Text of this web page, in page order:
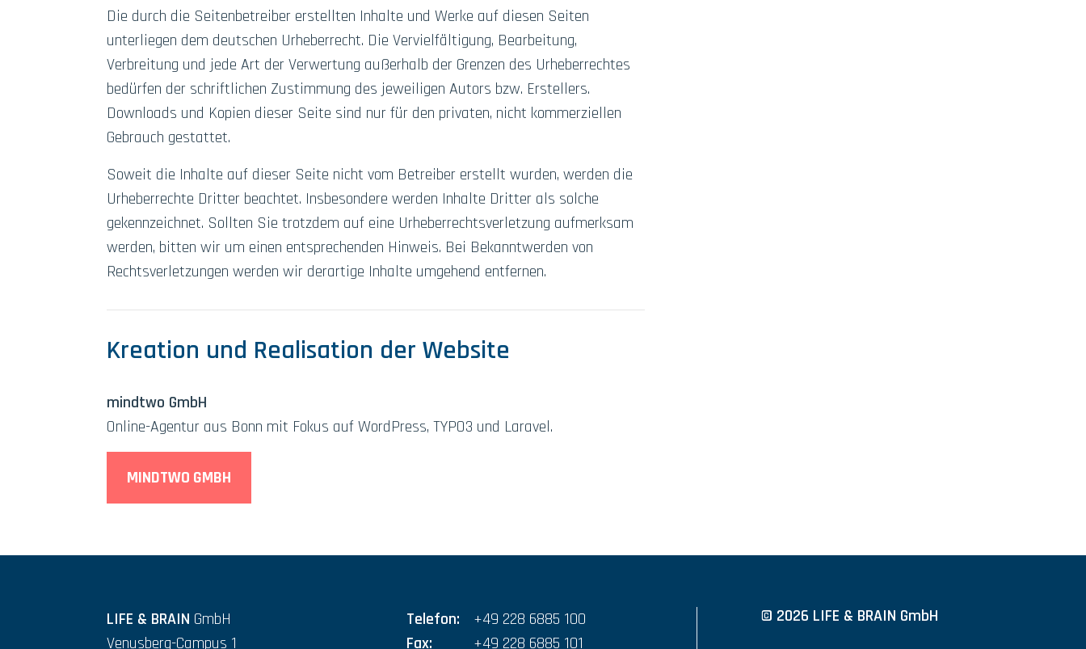
Die durch die Seitenbetreiber erstellten Inhalte und Werke auf diesen Seiten
unterliegen dem deutschen Urheberrecht. Die Vervielfältigung, Bearbeitung,
Verbreitung und jede Art der Verwertung außerhalb der Grenzen des Urheberrechtes
bedürfen der schriftlichen Zustimmung des jeweiligen Autors bzw. Erstellers.
Downloads und Kopien dieser Seite sind nur für den privaten, nicht kommerziellen
Gebrauch gestattet.
Soweit die Inhalte auf dieser Seite nicht vom Betreiber erstellt wurden, werden die
Urheberrechte Dritter beachtet. Insbesondere werden Inhalte Dritter als solche
gekennzeichnet. Sollten Sie trotzdem auf eine Urheberrechtsverletzung aufmerksam
werden, bitten wir um einen entsprechenden Hinweis. Bei Bekanntwerden von
Rechtsverletzungen werden wir derartige Inhalte umgehend entfernen.
Kreation und Realisation der Website
mindtwo GmbH
Online-Agentur aus Bonn mit Fokus auf WordPress, TYPO3 und Laravel.
MINDTWO GMBH
LIFE & BRAIN GmbH
Venusberg-Campus 1
Telefon:
+49 228 6885 100
Fax:
+49 228 6885 101
© 2026 LIFE & BRAIN GmbH